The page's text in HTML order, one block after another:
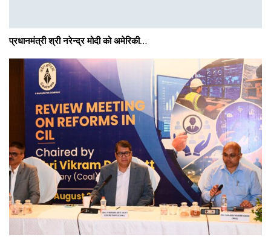
प्रधानमंत्री श्री नरेन्‍द्र मोदी को अमेरिकी…